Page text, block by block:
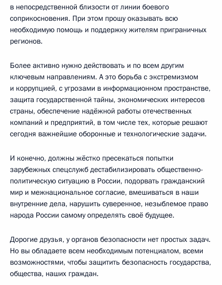
в непосредственной близости от линии боевого
соприкосновения. При этом прошу оказывать всю
необходимую помощь и поддержку жителям приграничных
регионов.
Более активно нужно действовать и по всем другим
ключевым направлениям. А это борьба с экстремизмом
и коррупцией, с угрозами в информационном пространстве,
защита государственной тайны, экономических интересов
страны, обеспечение надёжной работы отечественных
компаний и предприятий, в том числе тех, которые решают
сегодня важнейшие оборонные и технологические задачи.
И конечно, должны жёстко пресекаться попытки
зарубежных спецслужб дестабилизировать общественно-
политическую ситуацию в России, подорвать гражданский
мир и межнациональное согласие, вмешиваться в наши
внутренние дела, нарушить суверенное, незыблемое право
народа России самому определять своё будущее.
Дорогие друзья, у органов безопасности нет простых задач.
Но вы обладаете всем необходимым потенциалом, всеми
возможностями, чтобы защитить безопасность государства,
общества, наших граждан.